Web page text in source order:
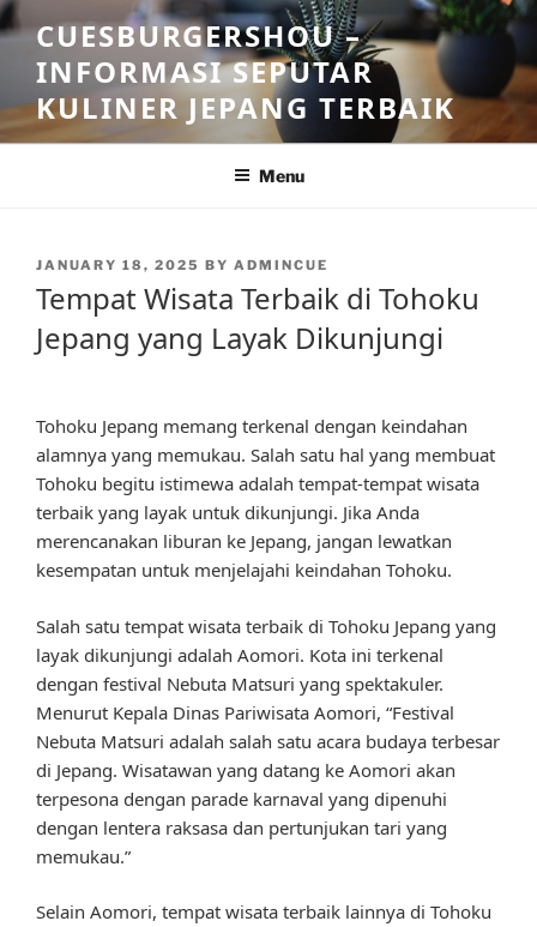
Skip
to
content
CUESBURGERSHOU –
INFORMASI SEPUTAR
KULINER JEPANG TERBAIK
Menu
POSTED
JANUARY 18, 2025 BY ADMINCUE
Tempat Wisata Terbaik di Tohoku
Jepang yang Layak Dikunjungi
Tohoku Jepang memang terkenal dengan keindahan
alamnya yang memukau. Salah satu hal yang membuat
Tohoku begitu istimewa adalah tempat-tempat wisata
terbaik yang layak untuk dikunjungi. Jika Anda
merencanakan liburan ke Jepang, jangan lewatkan
kesempatan untuk menjelajahi keindahan Tohoku.
Salah satu tempat wisata terbaik di Tohoku Jepang yang
layak dikunjungi adalah Aomori. Kota ini terkenal
dengan festival Nebuta Matsuri yang spektakuler.
Menurut Kepala Dinas Pariwisata Aomori, “Festival
Nebuta Matsuri adalah salah satu acara budaya terbesar
di Jepang. Wisatawan yang datang ke Aomori akan
terpesona dengan parade karnaval yang dipenuhi
dengan lentera raksasa dan pertunjukan tari yang
memukau.”
Selain Aomori, tempat wisata terbaik lainnya di Tohoku